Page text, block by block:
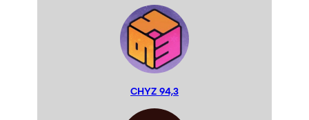
CHYZ 94,3